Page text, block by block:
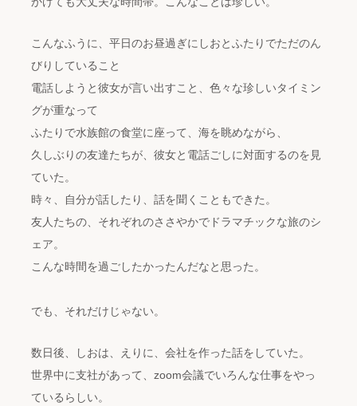
こんなふうに、平日のお昼過ぎにしおとふたりでただのん
びりしていること
電話しようと彼女が言い出すこと、色々な珍しいタイミン
グが重なって
ふたりで水族館の食堂に座って、海を眺めながら、
久しぶりの友達たちが、彼女と電話ごしに対面するのを見
ていた。
時々、自分が話したり、話を聞くこともできた。
友人たちの、それぞれのささやかでドラマチックな旅のシ
ェア。
こんな時間を過ごしたかったんだなと思った。
でも、それだけじゃない。
数日後、しおは、えりに、会社を作った話をしていた。
世界中に支社があって、zoom会議でいろんな仕事をやっ
ているらしい。